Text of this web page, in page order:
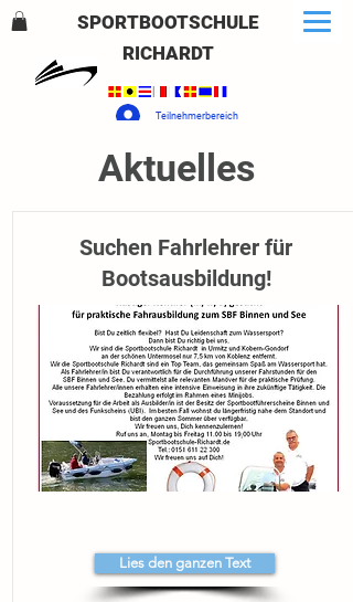
SPORTBOOTSCHULE
RICHARDT
Teilnehmerbereich
Aktuelles
Suchen Fahrlehrer für
Bootsausbildung!
Lies den ganzen Text